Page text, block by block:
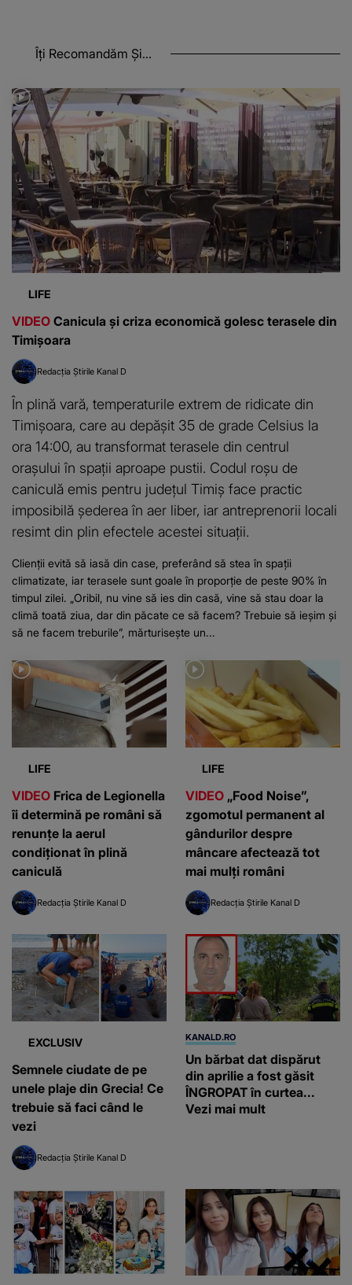
Îți Recomandăm Și...
LIFE
VIDEO Canicula și criza economică golesc terasele din
Timișoara
Redacția Știrile Kanal D
În plină vară, temperaturile extrem de ridicate din
Timișoara, care au depășit 35 de grade Celsius la
ora 14:00, au transformat terasele din centrul
orașului în spații aproape pustii. Codul roșu de
caniculă emis pentru județul Timiș face practic
imposibilă șederea în aer liber, iar antreprenorii locali
resimt din plin efectele acestei situații.
Clienții evită să iasă din case, preferând să stea în spații
climatizate, iar terasele sunt goale în proporție de peste 90% în
timpul zilei. „Oribil, nu vine să ies din casă, vine să stau doar la
climă toată ziua, dar din păcate ce să facem? Trebuie să ieșim și
să ne facem treburile”, mărturisește un...
LIFE
VIDEO Frica de Legionella
îi determină pe români să
renunțe la aerul
condiționat în plină
caniculă
Redacția Știrile Kanal D
LIFE
VIDEO „Food Noise”,
zgomotul permanent al
gândurilor despre
mâncare afectează tot
mai mulți români
Redacția Știrile Kanal D
EXCLUSIV
Semnele ciudate de pe
unele plaje din Grecia! Ce
trebuie să faci când le
vezi
Redacția Știrile Kanal D
KANALD.RO
Un bărbat dat dispărut
din aprilie a fost găsit
ÎNGROPAT în curtea...
Vezi mai mult